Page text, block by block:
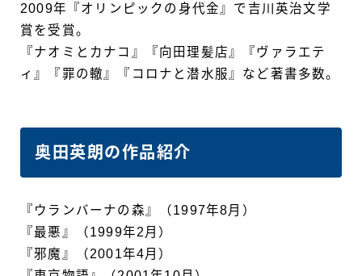
2009年『オリンピックの身代金』で吉川英治文学
賞を受賞。
『ナオミとカナコ』『向田理髪店』『ヴァラエテ
ィ』『罪の轍』『コロナと潜水服』など著書多数。
奥田英朗の作品紹介
『ウランバーナの森』（1997年8月）
『最悪』（1999年2月）
『邪魔』（2001年4月）